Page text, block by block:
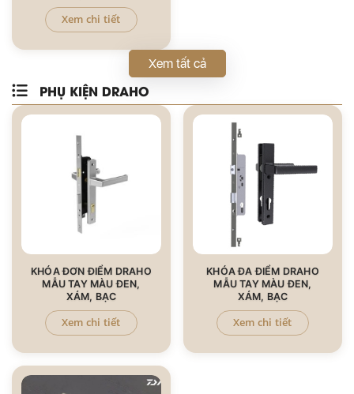
Xem chi tiết
Xem tất cả
PHỤ KIỆN DRAHO
KHÓA ĐƠN ĐIỂM DRAHO
MẪU TAY MÀU ĐEN,
XÁM, BẠC
Xem chi tiết
KHÓA ĐA ĐIỂM DRAHO
MẪU TAY MÀU ĐEN,
XÁM, BẠC
Xem chi tiết